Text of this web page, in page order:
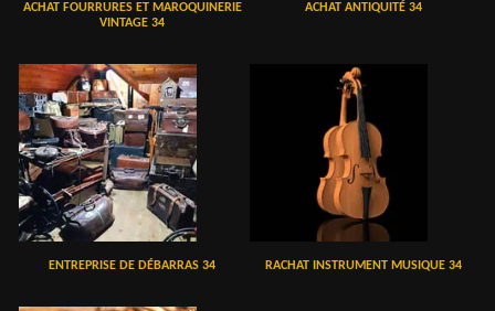
ACHAT FOURRURES ET MAROQUINERIE
VINTAGE 34
ACHAT ANTIQUITÉ 34
ENTREPRISE DE DÉBARRAS 34 RACHAT INSTRUMENT MUSIQUE 34